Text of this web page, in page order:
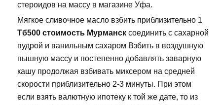
стероидов на массу в магазине Уфа.
Мягкое сливочное масло взбить приблизительно 1
Тб500 стоимость Мурманск соединить с сахарной
пудрой и ванильным сахаром Взбить в воздушную
пышную массу и постепенно добавлять заварную
кашу продолжая взбивать миксером на средней
скорости приблизительно 2-3 минуты. При этом
если взять валютную ипотеку к той же дате, то из